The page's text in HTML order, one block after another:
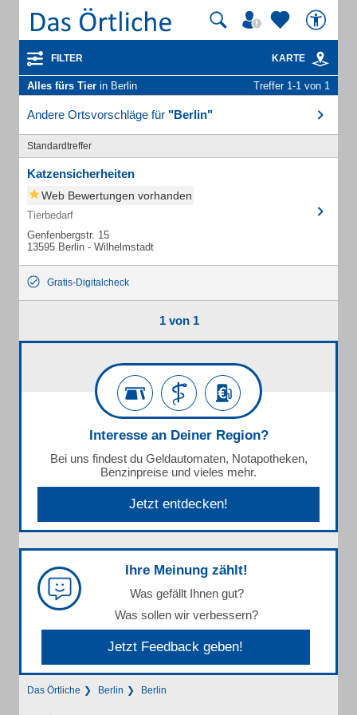
FILTER KARTE
Alles fürs Tier in Berlin Treffer 1-1 von 1
Andere Ortsvorschläge für "Berlin"
Standardtreffer
Katzensicherheiten
Web Bewertungen vorhanden
Tierbedarf
Genfenbergstr. 15
13595 Berlin - Wilhelmstadt
Gratis-Digitalcheck
1 von 1
Interesse an Deiner Region?
Bei uns findest du Geldautomaten, Notapotheken,
Benzinpreise und vieles mehr.
Jetzt entdecken!
Ihre Meinung zählt!
Was gefällt Ihnen gut?
Was sollen wir verbessern?
Jetzt Feedback geben!
Das Örtliche Berlin Berlin